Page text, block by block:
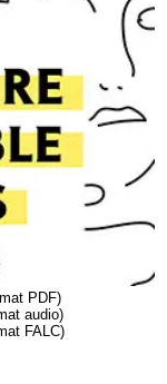
PDF)
audio)
FALC)